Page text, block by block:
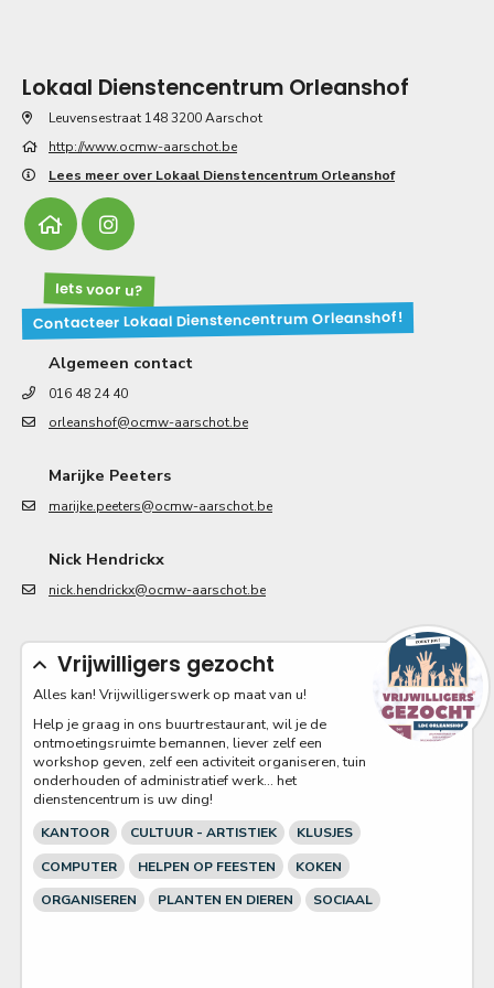
Lokaal Dienstencentrum Orleanshof
Leuvensestraat 148 3200 Aarschot
http://www.ocmw-aarschot.be
Lees meer over Lokaal Dienstencentrum Orleanshof
Iets voor u?
Contacteer Lokaal Dienstencentrum Orleanshof!
Algemeen contact
016 48 24 40
orleanshof@ocmw-aarschot.be
Marijke Peeters
marijke.peeters@ocmw-aarschot.be
Nick Hendrickx
nick.hendrickx@ocmw-aarschot.be
Vrijwilligers gezocht
Alles kan! Vrijwilligerswerk op maat van u!
Help je graag in ons buurtrestaurant, wil je de
ontmoetingsruimte bemannen, liever zelf een
workshop geven, zelf een activiteit organiseren, tuin
onderhouden of administratief werk... het
dienstencentrum is uw ding!
KANTOOR CULTUUR - ARTISTIEK
KLUSJES
COMPUTER
HELPEN OP FEESTEN
KOKEN
ORGANISEREN
PLANTEN EN DIEREN SOCIAAL